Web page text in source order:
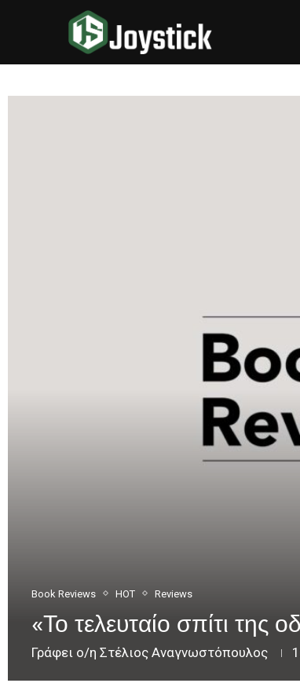
Book Reviews HOT Reviews
«Το τελευταίο σπίτι
Γράφει ο/η Στέλιος Αναγνωστόπουλος